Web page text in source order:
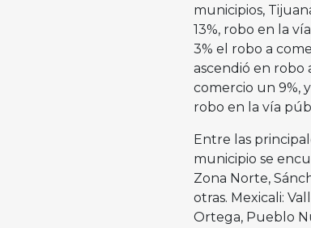
municipios,
13%, robo en la
3% el robo a
ascendió en robo
comercio un 9%,
robo en la vía
Entre las
municipio se
Zona Norte,
otras. Mexicali:
Ortega, Pueblo